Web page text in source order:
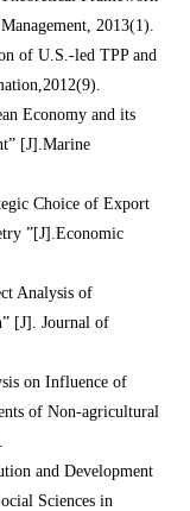
2013(1).
of U.S.-led TPP and
Economy and its
[J].Marine
Choice of Export
”[J].Economic
Analysis of
[J]. Journal of
on Influence of
of Non-agricultural
and Development
Sciences in